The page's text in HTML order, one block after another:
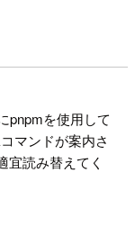
pnpmを使用して
マンドが案内さ
宜読み替えてく